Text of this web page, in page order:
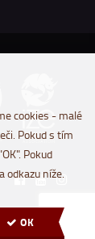
cookies - malé
Pokud s tím
Pokud
odkazu níže.
OK